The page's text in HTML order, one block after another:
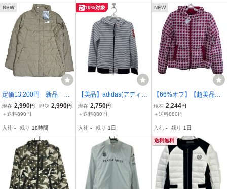
ARLY GATES
NEW
定価13,200円 新品 プ
ーマ 防寒 中綿ジャケ
ット 678326 ベージ
現在 2,990円 即決 2,990円
＋送料890円
入札 - 残り 18時間
10%対象
【美品】adidas(アディダ
ス) フルジップパーカー
白ネイビーボーダー レデ
2605-0540 中古
現在 2,750円
＋送料880円
入札 - 残り 1日
NEW
【66%オフ】【超美品】
Callaway(キャロウェイ)
2WAYブルゾン 白赤グレ
5805 ゴルフ用品 2410-00
21 中古
現在 2,244円
＋送料880円
入札 - 残り 1日
送料無料